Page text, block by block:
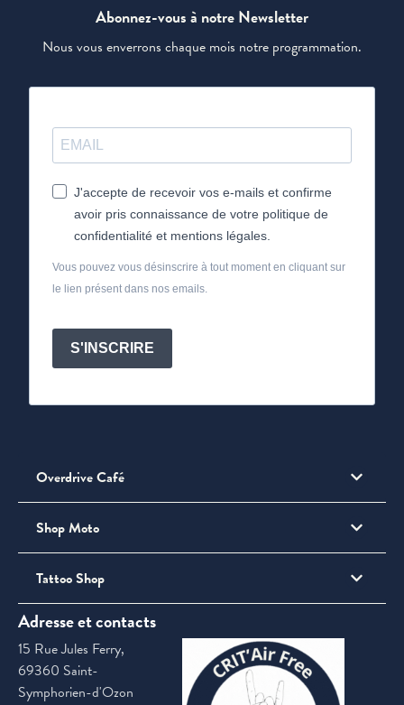
Abonnez-vous à notre Newsletter
Nous vous enverrons chaque mois notre programmation.
J'accepte de recevoir vos e-mails et confirme
avoir pris connaissance de votre politique de
confidentialité et mentions légales.
Vous pouvez vous désinscrire à tout moment en cliquant sur
le lien présent dans nos emails.
S'INSCRIRE
Overdrive Café
Shop Moto
Tattoo Shop
Adresse et contacts
15 Rue Jules Ferry,
69360 Saint-
Symphorien-d'Ozon